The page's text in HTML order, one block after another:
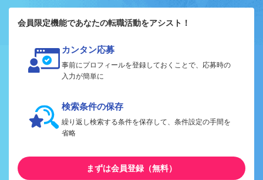
会員限定機能であなたの転職活動をアシスト！
カンタン応募
事前にプロフィールを登録しておくことで、応募時の
入力が簡単に
検索条件の保存
繰り返し検索する条件を保存して、条件設定の手間を
省略
まずは会員登録（無料）